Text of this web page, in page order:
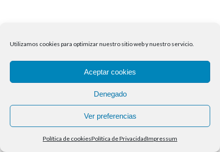
Utilizamos cookies para optimizar nuestro sitio web y nuestro servicio.
Aceptar cookies
Denegado
Ver preferencias
Política de cookiesPolítica de PrivacidadImpressum